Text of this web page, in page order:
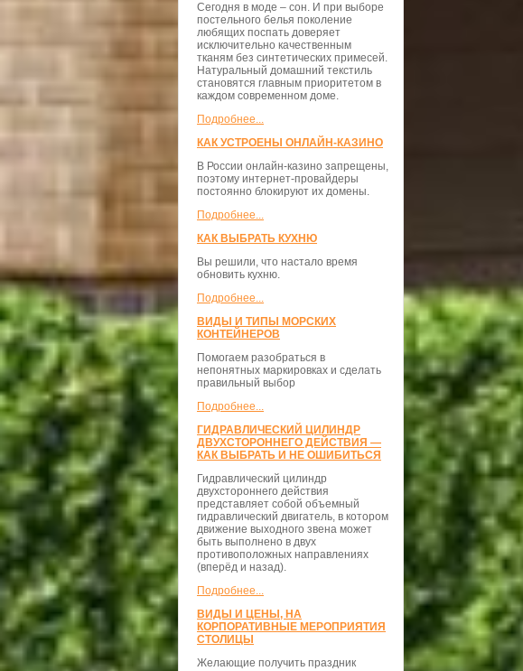
Сегодня в моде – сон. И при выборе
постельного белья поколение
любящих поспать доверяет
исключительно качественным
тканям без синтетических примесей.
Натуральный домашний текстиль
становятся главным приоритетом в
каждом современном доме.
Подробнее...
КАК УСТРОЕНЫ ОНЛАЙН-КАЗИНО
В России онлайн-казино запрещены,
поэтому интернет-провайдеры
постоянно блокируют их домены.
Подробнее...
КАК ВЫБРАТЬ КУХНЮ
Вы решили, что настало время
обновить кухню.
Подробнее...
ВИДЫ И ТИПЫ МОРСКИХ
КОНТЕЙНЕРОВ
Помогаем разобраться в
непонятных маркировках и сделать
правильный выбор
Подробнее...
ГИДРАВЛИЧЕСКИЙ ЦИЛИНДР
ДВУХСТОРОННЕГО ДЕЙСТВИЯ —
КАК ВЫБРАТЬ И НЕ ОШИБИТЬСЯ
Гидравлический цилиндр
двухстороннего действия
представляет собой объемный
гидравлический двигатель, в котором
движение выходного звена может
быть выполнено в двух
противоположных направлениях
(вперёд и назад).
Подробнее...
ВИДЫ И ЦЕНЫ, НА
КОРПОРАТИВНЫЕ МЕРОПРИЯТИЯ
СТОЛИЦЫ
Желающие получить праздник